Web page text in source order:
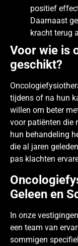
positief
Daarnaast
kracht terug
Voor wie is
geschikt?
tijdens of na hun
willen om beter
voor patiënten die
hun behandeling
die al jaren
pas klachten
Geleen en
In onze
een team van
sommigen